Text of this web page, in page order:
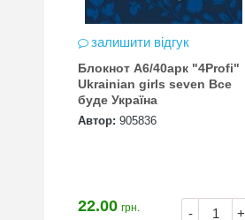
залишити відгук
Блокнот А6/40арк "4Profi"
Ukrainian girls seven Все
буде Україна
Автор: 905836
- +
22.00 грн.